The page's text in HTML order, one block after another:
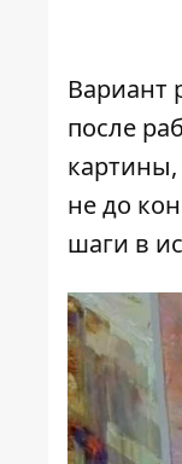
Вариант
после
не до
шаги в